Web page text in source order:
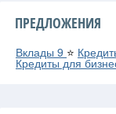
ПРЕДЛОЖЕНИЯ
Вклады 9 ⭐
Кредиты для